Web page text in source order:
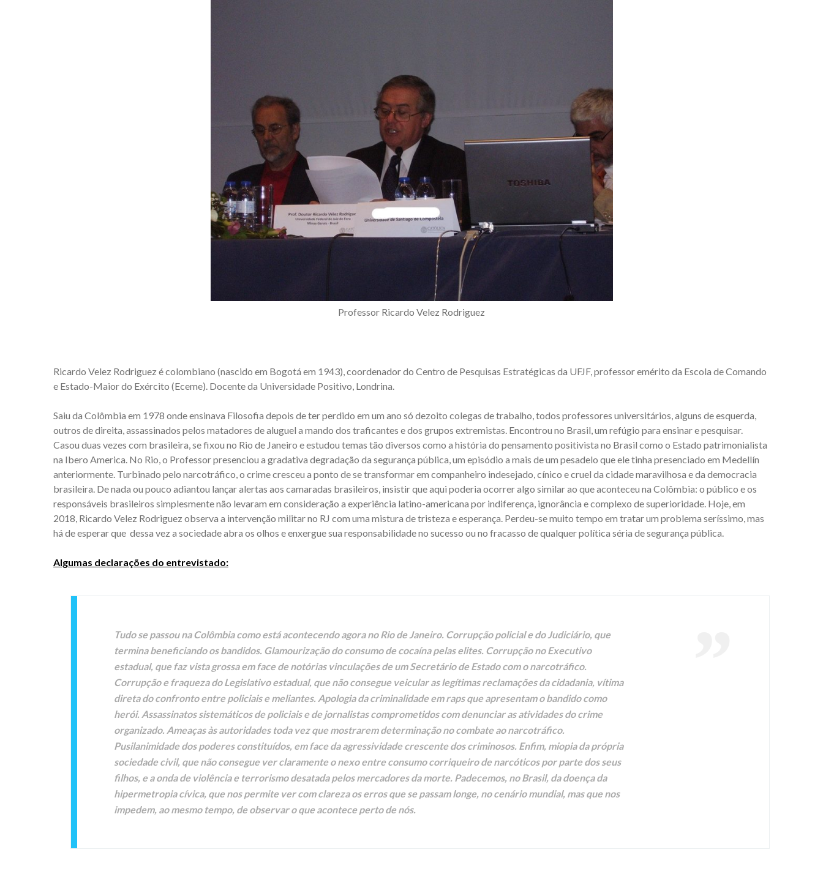
Professor Ricardo Velez Rodriguez
Ricardo Velez Rodriguez é colombiano (nascido em Bogotá em 1943), coordenador do Centro de Pesquisas Estratégicas da UFJF, professor emérito da Escola de Comando
e Estado-Maior do Exército (Eceme). Docente da Universidade Positivo, Londrina.
Saiu da Colômbia em 1978 onde ensinava Filosofia depois de ter perdido em um ano só dezoito colegas de trabalho, todos professores universitários, alguns de esquerda,
outros de direita, assassinados pelos matadores de aluguel a mando dos traficantes e dos grupos extremistas. Encontrou no Brasil, um refúgio para ensinar e pesquisar.
Casou duas vezes com brasileira, se fixou no Rio de Janeiro e estudou temas tão diversos como a história do pensamento positivista no Brasil como o Estado patrimonialista
na Ibero America. No Rio, o Professor presenciou a gradativa degradação da segurança pública, um episódio a mais de um pesadelo que ele tinha presenciado em Medellín
anteriormente. Turbinado pelo narcotráfico, o crime cresceu a ponto de se transformar em companheiro indesejado, cínico e cruel da cidade maravilhosa e da democracia
brasileira. De nada ou pouco adiantou lançar alertas aos camaradas brasileiros, insistir que aqui poderia ocorrer algo similar ao que aconteceu na Colômbia: o público e os
responsáveis brasileiros simplesmente não levaram em consideração a experiência latino-americana por indiferença, ignorância e complexo de superioridade. Hoje, em
2018, Ricardo Velez Rodriguez observa a intervenção militar no RJ com uma mistura de tristeza e esperança. Perdeu-se muito tempo em tratar um problema seríssimo, mas
há de esperar que dessa vez a sociedade abra os olhos e enxergue sua responsabilidade no sucesso ou no fracasso de qualquer política séria de segurança pública.
Algumas declarações do entrevistado:
Tudo se passou na Colômbia como está acontecendo agora no Rio de Janeiro. Corrupção policial e do Judiciário, que
termina beneficiando os bandidos. Glamourização do consumo de cocaína pelas elites. Corrupção no Executivo
estadual, que faz vista grossa em face de notórias vinculações de um Secretário de Estado com o narcotráfico.
Corrupção e fraqueza do Legislativo estadual, que não consegue veicular as legítimas reclamações da cidadania, vítima
direta do confronto entre policiais e meliantes. Apologia da criminalidade em raps que apresentam o bandido como
herói. Assassinatos sistemáticos de policiais e de jornalistas comprometidos com denunciar as atividades do crime
organizado. Ameaças às autoridades toda vez que mostrarem determinação no combate ao narcotráfico.
Pusilanimidade dos poderes constituídos, em face da agressividade crescente dos criminosos. Enfim, miopia da própria
sociedade civil, que não consegue ver claramente o nexo entre consumo corriqueiro de narcóticos por parte dos seus
filhos, e a onda de violência e terrorismo desatada pelos mercadores da morte. Padecemos, no Brasil, da doença da
hipermetropia cívica, que nos permite ver com clareza os erros que se passam longe, no cenário mundial, mas que nos
impedem, ao mesmo tempo, de observar o que acontece perto de nós.